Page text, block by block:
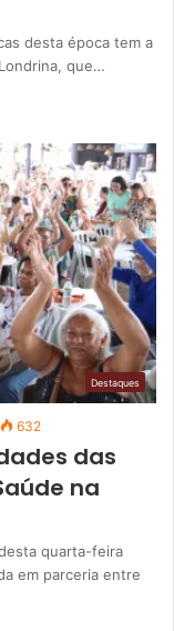
desta época tem a
que…
Destaques
632
das
na
quarta-feira
em parceria entre